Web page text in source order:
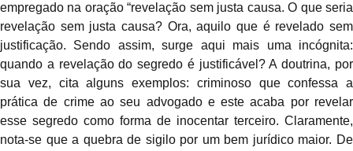
empregado na oração “revelação sem justa causa. O que seria
revelação sem justa causa? Ora, aquilo que é revelado sem
justificação. Sendo assim, surge aqui mais uma incógnita:
quando a revelação do segredo é justificável? A doutrina, por
sua vez, cita alguns exemplos: criminoso que confessa a
prática de crime ao seu advogado e este acaba por revelar
esse segredo como forma de inocentar terceiro. Claramente,
nota-se que a quebra de sigilo por um bem jurídico maior. De